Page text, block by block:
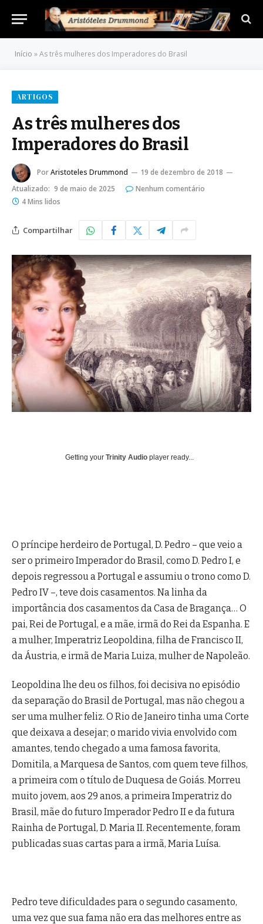
Início »As três mulheres dos Imperadores do Brasil
ARTIGOS
As três mulheres dos
Imperadores do Brasil
PorAristoteles Drummond
19 de dezembro de 2018
Atualizado: 9 de maio de 2025
Nenhum comentário
4 Mins lidos
Compartilhar
Getting your Trinity Audio player ready...
O príncipe herdeiro de Portugal, D. Pedro – que veio a
ser o primeiro Imperador do Brasil, como D. Pedro I, e
depois regressou a Portugal e assumiu o trono como D.
Pedro IV –, teve dois casamentos. Na linha da
importância dos casamentos da Casa de Bragança… O
pai, Rei de Portugal, e a mãe, irmã do Rei da Espanha. E
a mulher, Imperatriz Leopoldina, filha de Francisco II,
da Áustria, e irmã de Maria Luiza, mulher de Napoleão.
Leopoldina lhe deu os filhos, foi decisiva no episódio
da separação do Brasil de Portugal, mas não chegou a
ser uma mulher feliz. O Rio de Janeiro tinha uma Corte
que deixava a desejar; o marido vivia envolvido com
amantes, tendo chegado a uma famosa favorita,
Domitila, a Marquesa de Santos, com quem teve filhos,
a primeira com o título de Duquesa de Goiás. Morreu
muito jovem, aos 29 anos, a primeira Imperatriz do
Brasil, mãe do futuro Imperador Pedro II e da futura
Rainha de Portugal, D. Maria II. Recentemente, foram
publicadas suas cartas para a irmã, Maria Luísa.
Pedro teve dificuldades para o segundo casamento,
uma vez que sua fama não era das melhores entre as